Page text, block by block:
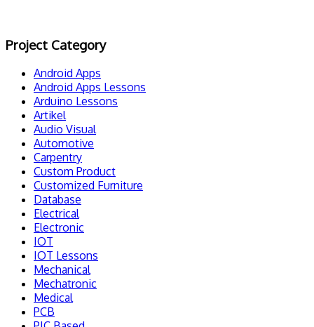
Project Category
Android Apps
Android Apps Lessons
Arduino Lessons
Artikel
Audio Visual
Automotive
Carpentry
Custom Product
Customized Furniture
Database
Electrical
Electronic
IOT
IOT Lessons
Mechanical
Mechatronic
Medical
PCB